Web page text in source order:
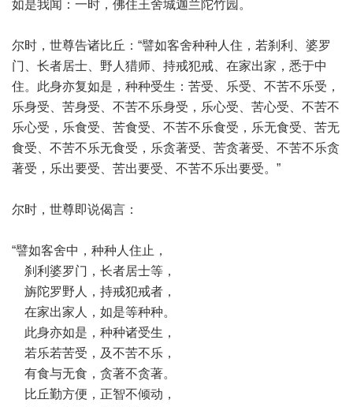
如是我闻：一时，佛住王舍城迦兰陀竹园。
尔时，世尊告诸比丘：“譬如客舍种种人住，若刹利、婆罗
门、长者居士、野人猎师、持戒犯戒、在家出家，悉于中
住。此身亦复如是，种种受生：苦受、乐受、不苦不乐受，
乐身受、苦身受、不苦不乐身受，乐心受、苦心受、不苦不
乐心受，乐食受、苦食受、不苦不乐食受，乐无食受、苦无
食受、不苦不乐无食受，乐贪著受、苦贪著受、不苦不乐贪
著受，乐出要受、苦出要受、不苦不乐出要受。”
尔时，世尊即说偈言：
“譬如客舍中，种种人住止，
刹利婆罗门，长者居士等，
旃陀罗野人，持戒犯戒者，
在家出家人，如是等种种。
此身亦如是，种种诸受生，
若乐若苦受，及不苦不乐，
有食与无食，贪著不贪著。
比丘勤方便，正智不倾动，